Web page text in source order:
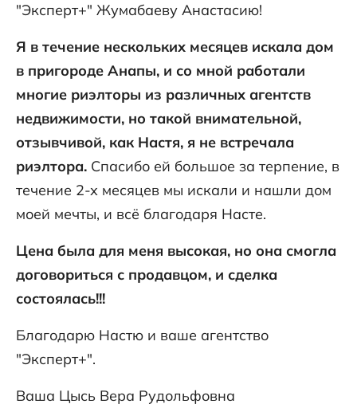
"Эксперт+" Жумабаеву Анастасию!
Я в течение нескольких месяцев искала дом
в пригороде Анапы, и со мной работали
многие риэлторы из различных агентств
недвижимости, но такой внимательной,
отзывчивой, как Настя, я не встречала
риэлтора. Спасибо ей большое за терпение, в
течение 2-х месяцев мы искали и нашли дом
моей мечты, и всё благодаря Насте.
Цена была для меня высокая, но она смогла
договориться с продавцом, и сделка
состоялась!!!
Благодарю Настю и ваше агентство
"Эксперт+".
Ваша Цысь Вера Рудольфовна